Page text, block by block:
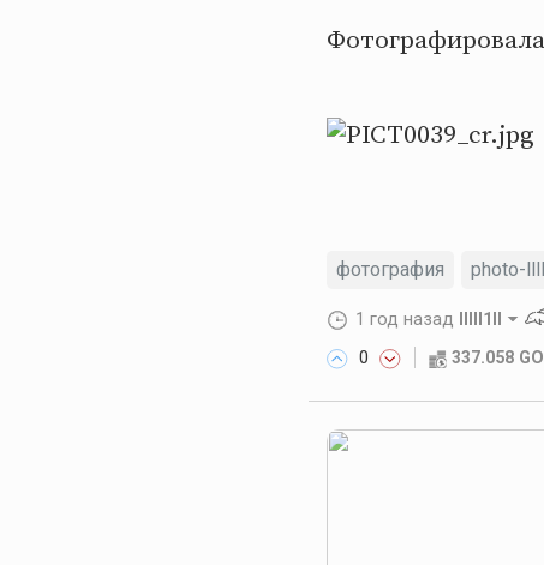
фотография photo-
1 год назад lllll1ll
0 337.058